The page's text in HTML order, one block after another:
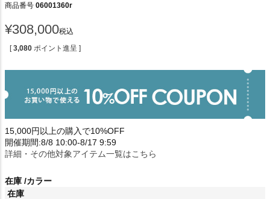
商品番号 06001360r
¥308,000税込
[ 3,080 ポイント進呈 ]
15,000円以上の購入で10%OFF
開催期間:8/8 10:00-8/17 9:59
詳細・その他対象アイテム一覧はこちら
在庫 カラー
在庫